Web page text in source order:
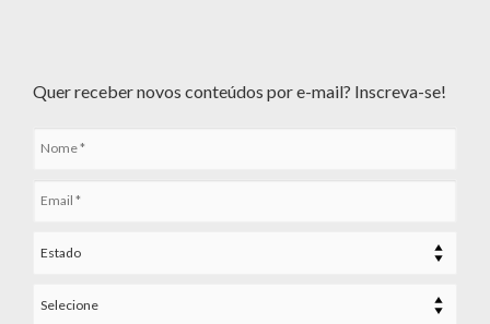
Quer receber novos conteúdos por e-mail? Inscreva-se!